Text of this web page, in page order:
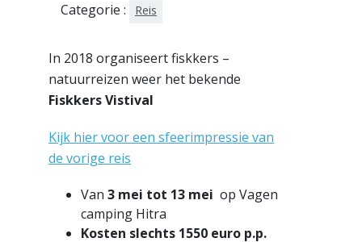
Categorie : Reis
In 2018 organiseert fiskkers –
natuurreizen weer het bekende
Fiskkers Vistival
Kijk hier voor een sfeerimpressie van
de vorige reis
Van 3 mei tot 13 mei op Vagen
camping Hitra
Kosten slechts 1550 euro p.p.